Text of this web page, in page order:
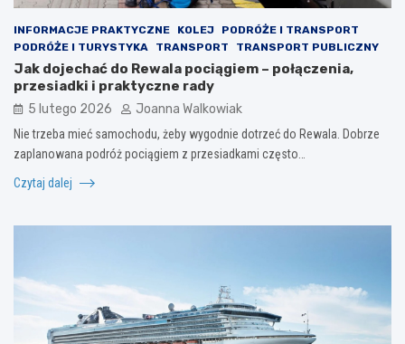
INFORMACJE PRAKTYCZNE KOLEJ
PODRÓŻE I TRANSPORT
PODRÓŻE I TURYSTYKA
TRANSPORT TRANSPORT PUBLICZNY
Jak dojechać do Rewala pociągiem – połączenia,
przesiadki i praktyczne rady
5 lutego 2026 Joanna Walkowiak
Nie trzeba mieć samochodu, żeby wygodnie dotrzeć do Rewala. Dobrze
zaplanowana podróż pociągiem z przesiadkami często…
Czytaj dalej